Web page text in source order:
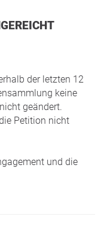
der letzten 12
keine
geändert.
Petition nicht
und die